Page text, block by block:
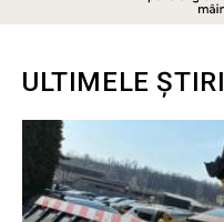
ULTIMELE ȘTIRI